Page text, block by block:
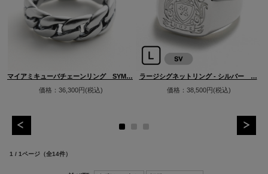
マイアミキューバチェーンリング SYM…
価格：36,300円(税込)
ラージシグネットリング - シルバー …
価格：38,500円(税込)
1 / 1ページ （全14件）